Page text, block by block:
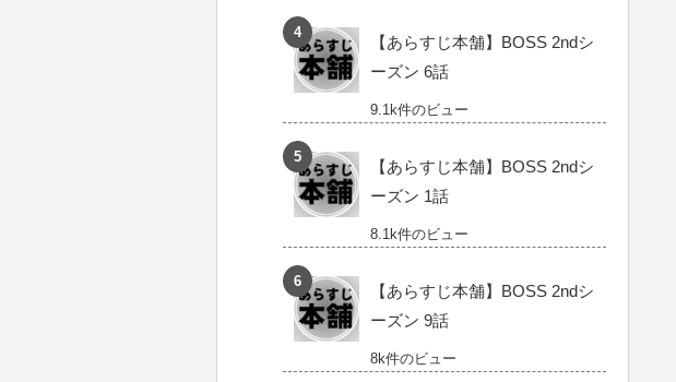
【あらすじ本舗】BOSS 2ndシ
ーズン 6話
9.1k件のビュー
【あらすじ本舗】BOSS 2ndシ
ーズン 1話
8.1k件のビュー
【あらすじ本舗】BOSS 2ndシ
ーズン 9話
8k件のビュー